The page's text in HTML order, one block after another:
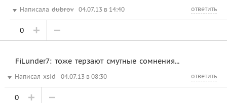
Написала dubrov 04.07.13 в 14:40 ответить
0
FiLunder7: тоже терзают смутные сомнения...
Написал xsid 04.07.13 в 08:30 ответить
0